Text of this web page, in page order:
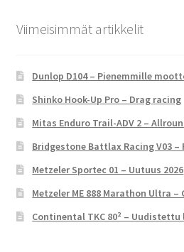
Viimeisimmät artikkelit
Dunlop D104 – Pienemmille
Shinko Hook-Up Pro – Drag racing
Mitas Enduro Trail-ADV 2 –
Bridgestone Battlax Racing V03
Metzeler Sportec 01 – Uutuus 2026
Metzeler ME 888 Marathon Ultra
Continental TKC 80² – Uudistettu